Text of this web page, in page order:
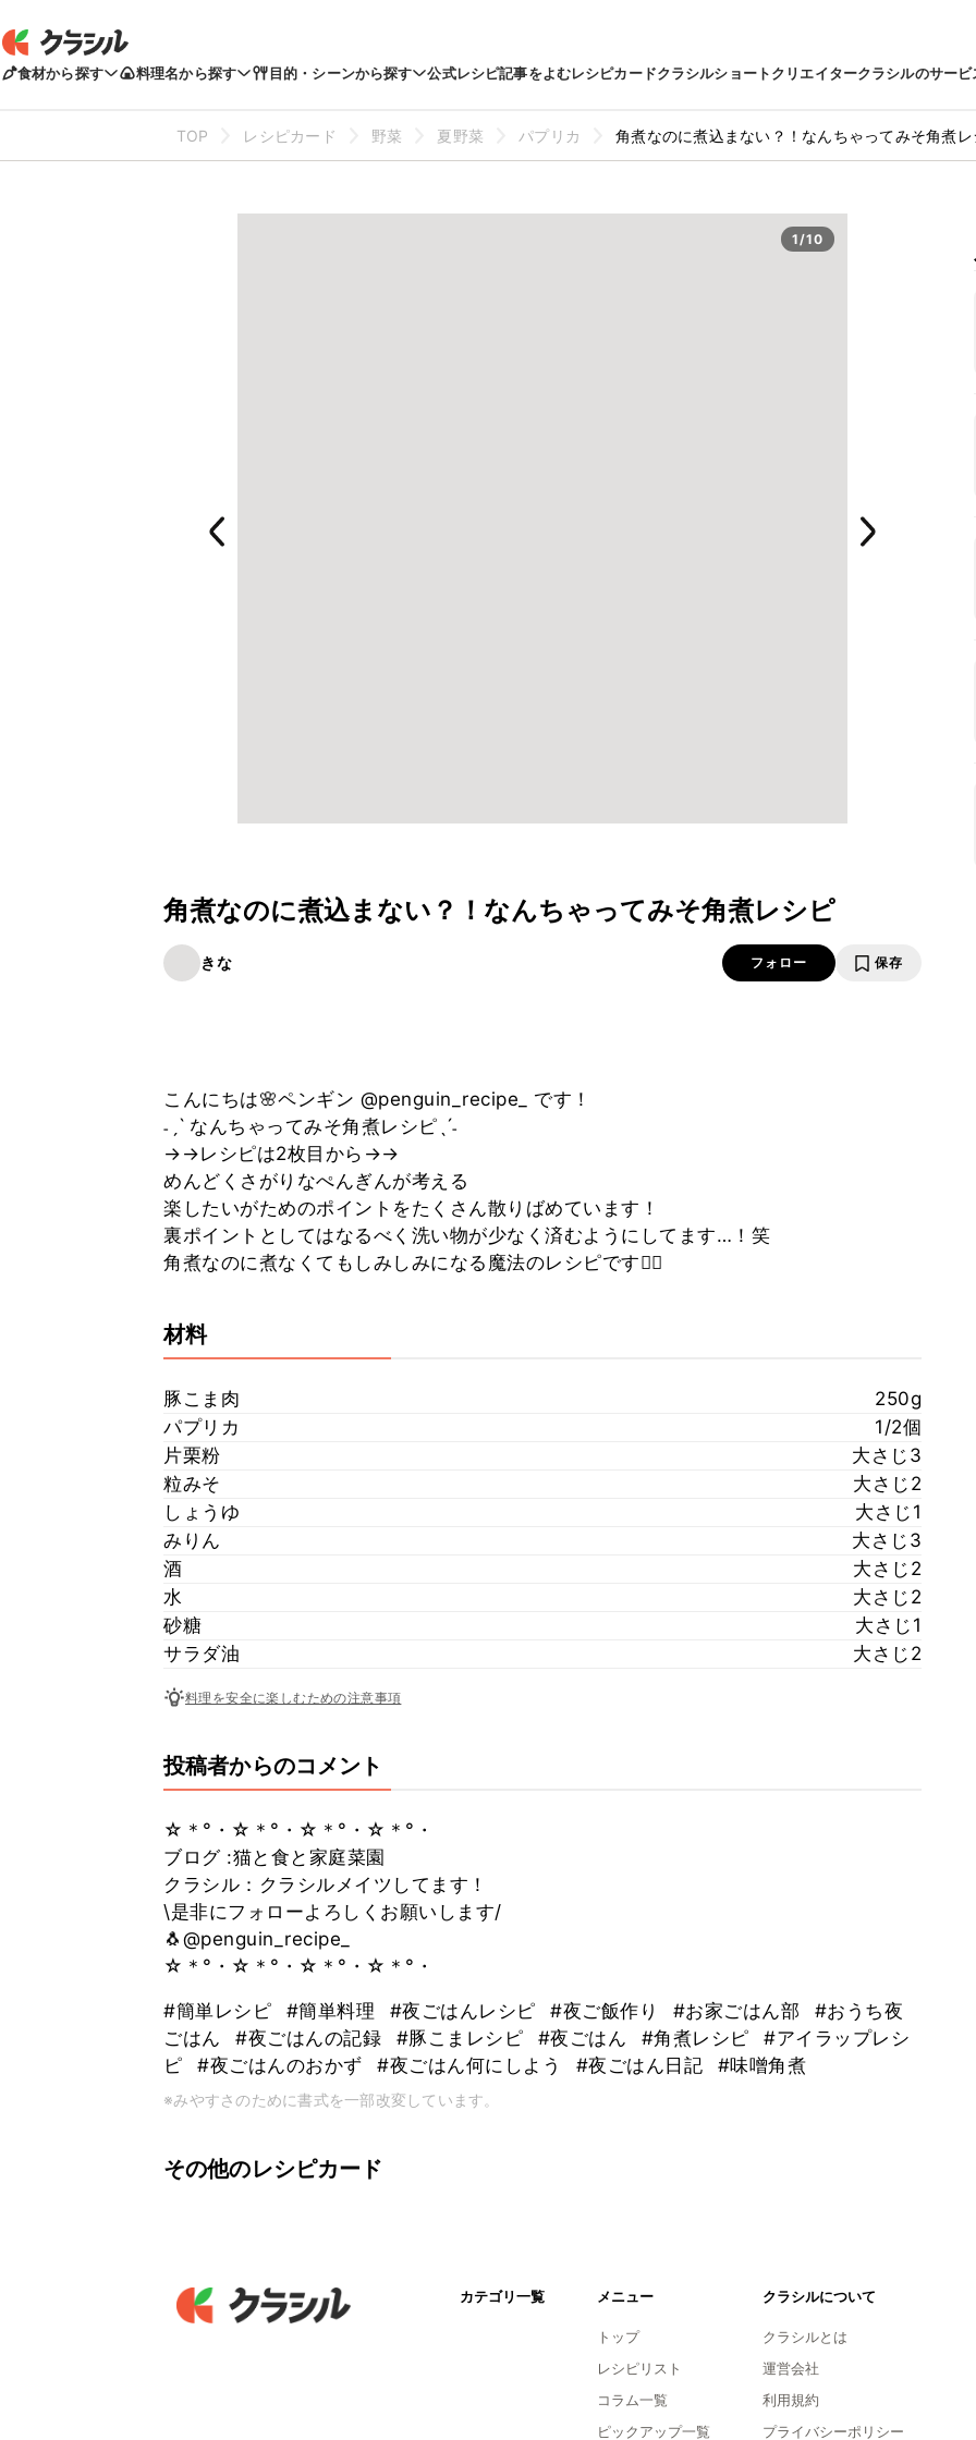
食材から探す 料理名から探す 目的・シーンから探す 公式レシピ記事をよむレシピカードクラシルショートクリエイタークラシルのサービ
TOP レシピカード 野菜 夏野菜 パプリカ 角煮なのに煮込まない？！なんちゃってみそ角煮レ
1/10
角煮なのに煮込まない？！なんちゃってみそ角煮レシピ
きな フォロー 保存
こんにちは🌸ペンギン @penguin_recipe_ です！
˗ˏˋ なんちゃってみそ角煮レシピˎˊ˗
→→レシピは2枚目から→→
めんどくさがりなぺんぎんが考える
楽したいがためのポイントをたくさん散りばめています！
裏ポイントとしてはなるべく洗い物が少なく済むようにしてます…！笑
角煮なのに煮なくてもしみしみになる魔法のレシピです🧙‍♀️
材料
豚こま肉
250g
パプリカ
1/2個
片栗粉
大さじ3
粒みそ
大さじ2
しょうゆ
大さじ1
みりん
大さじ3
酒
大さじ2
水
大さじ2
砂糖
大さじ1
サラダ油
大さじ2
料理を安全に楽しむための注意事項
投稿者からのコメント
☆＊°・☆＊°・☆＊°・☆＊°・
ブログ :猫と食と家庭菜園
クラシル：クラシルメイツしてます！
\是非にフォローよろしくお願いします/
🐧@penguin_recipe_
☆＊°・☆＊°・☆＊°・☆＊°・
#簡単レシピ #簡単料理 #夜ごはんレシピ #夜ご飯作り #お家ごはん部
#おうち夜
ごはん
#夜ごはんの記録 #豚こまレシピ #夜ごはん #角煮レシピ
#アイラップレシ
ピ
#夜ごはんのおかず #夜ごはん何にしよう #夜ごはん日記 #味噌角煮
※みやすさのために書式を一部改変しています。
その他のレシピカード
カテゴリ一覧 メニュー
トップ
レシピリスト
コラム一覧
ピックアップ一覧
クラシルについて
クラシルとは
運営会社
利用規約
プライバシーポリシー